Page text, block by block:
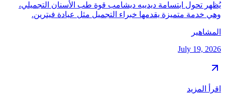
يُظهر تحول ابتسامة ديدييه ديشامب قوة طب الأسنان التجميلي،
وهي خدمة متميزة يقدمها خبراء التجميل مثل عيادة فيترين.
المشاهير
July 19, 2026
اقرأ المزيد